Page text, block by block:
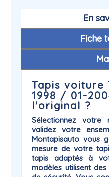
En
Fiche
Tapis voiture
1998 / 01-
l'original ?
Sélectionnez
validez votre
Montapisauto vous
mesure de votre
tapis adaptés à
modèles utilisent